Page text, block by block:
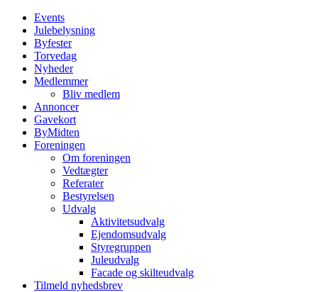
Events
Julebelysning
Byfester
Torvedag
Nyheder
Medlemmer
Bliv medlem
Annoncer
Gavekort
ByMidten
Foreningen
Om foreningen
Vedtægter
Referater
Bestyrelsen
Udvalg
Aktivitetsudvalg
Ejendomsudvalg
Styregruppen
Juleudvalg
Facade og skilteudvalg
Tilmeld nyhedsbrev